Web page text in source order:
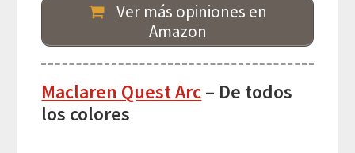
Ver más opiniones en
Amazon
Maclaren Quest Arc– De todos
los colores